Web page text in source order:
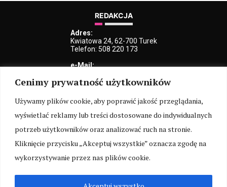
Cenimy prywatność użytkowników
Używamy plików cookie, aby poprawić jakość przeglądania,
wyświetlać reklamy lub treści dostosowane do indywidualnych
potrzeb użytkowników oraz analizować ruch na stronie.
Kliknięcie przycisku „Akceptuj wszystkie” oznacza zgodę na
wykorzystywanie przez nas plików cookie.
REDAKCJA
Adres:
Kwiatowa 24, 62-700 Turek
Telefon: 508 220 173
e-Mail:
redakcja@iturek.net
reklama@iturek.net
MENU
Redakcja Polityka prywatności O nas Kontakt
SOCIAL MEDIA